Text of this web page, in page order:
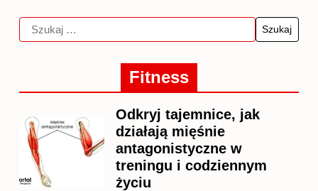
Fitness
Odkryj tajemnice, jak
działają mięśnie
antagonistyczne w
treningu i codziennym
życiu